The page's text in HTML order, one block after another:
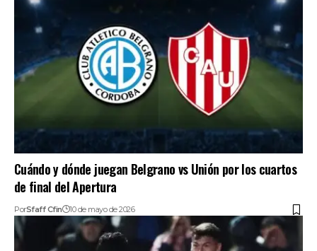
Cuándo y dónde juegan Belgrano vs Unión por los cuartos
de final del Apertura
PorSfaff Cfin 10 de mayo de 2026